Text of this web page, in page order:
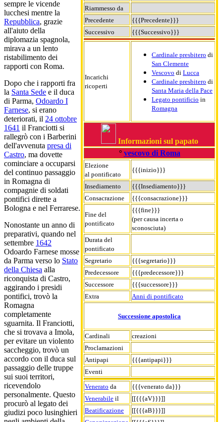
Riammesso da
Precedente
{{{Precedente}}}
Successivo
{{{Successivo}}}
Incarichi
ricoperti
Cardinale presbitero di
San Clemente
Vescovo di Lucca
Cardinale presbitero di
Santa Maria della Pace
Legato pontificio in
Romagna
Informazioni sul papato
° vescovo di Roma
Elezione
al pontificato
{{{inizio}}}
Insediamento
{{{Insediamento}}}
Consacrazione
{{{consacrazione}}}
Fine del
pontificato
{{{fine}}}
(per causa incerta o
sconosciuta)
Durata del
pontificato
Segretario
{{{segretario}}}
Predecessore
{{{predecessore}}}
Successore
{{{successore}}}
Extra
Anni di pontificato
Successione apostolica
Cardinali
creazioni
Proclamazioni
Antipapi
{{{antipapi}}}
Eventi
Venerato da
{{{venerato da}}}
Venerabile il
[[{{{aV}}}]]
Beatificazione
[[{{{aB}}}]]
sempre le vicende
lucchesi mentre la
Repubblica, grazie
all'aiuto della
diplomazia spagnola,
mirava a un lento
ristabilimento dei
rapporti con Roma.
Dopo che i rapporti fra
la Santa Sede e il duca
di Parma, Odoardo I
Farnese, si erano
deteriorati, il 24 ottobre
1641 il Franciotti si
rallegrò con i Barberini
dell'avvenuta presa di
Castro, ma dovette
cominciare a occuparsi
del continuo passaggio
in Romagna di
compagnie di soldati
pontifici dirette a
Bologna e nel Ferrarese.
Nonostante un anno di
preparativi, quando nel
settembre 1642
Odoardo Farnese mosse
da Parma verso lo Stato
della Chiesa alla
riconquista di Castro,
aggirando i presidi
pontifici, trovò la
Romagna
completamente
sguarnita. Il Franciotti,
che si trovava a Imola,
per evitare un violento
saccheggio, trovò un
accordo con il duca sul
passaggio delle truppe
sui suoi territori,
ricevendolo
personalmente. Questo
procurò al legato dei
giudizi poco lusinghieri